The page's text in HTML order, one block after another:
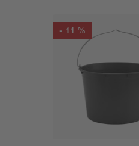
- 11 %